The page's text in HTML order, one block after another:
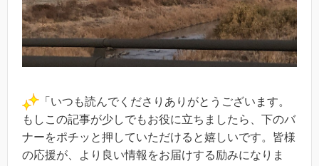
「いつも読んでくださりありがとうございます。
もしこの記事が少しでもお役に立ちましたら、下のバ
ナーをポチッと押していただけると嬉しいです。皆様
の応援が、より良い情報をお届けする励みになりま